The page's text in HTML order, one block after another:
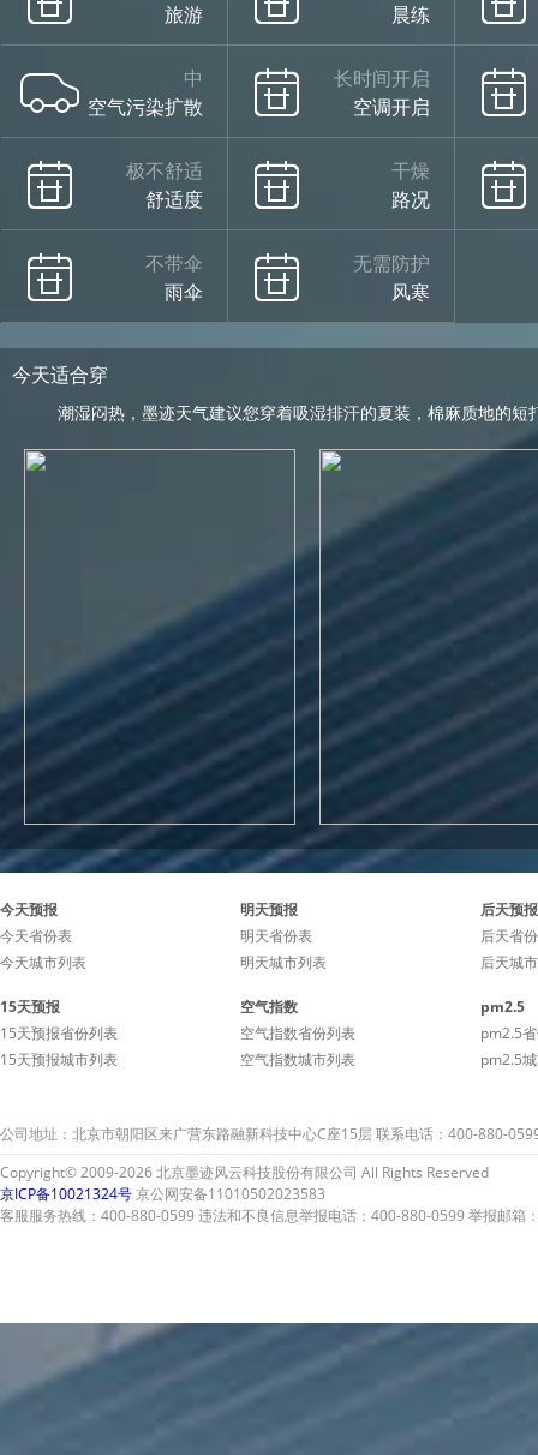
旅游
晨练
中
空气污染扩散
长时间开启
空调开启
极不舒适
舒适度
干燥
路况
不带伞
雨伞
无需防护
风寒
今天适合穿
潮湿闷热，墨迹天气建议您穿着吸湿排汗的夏装，棉麻质地的短
今天预报
今天省份表
今天城市列表
明天预报
明天省份表
明天城市列表
后天预报
后天省
后天城
15天预报
15天预报省份列表
15天预报城市列表
空气指数
空气指数省份列表
空气指数城市列表
pm2.5
pm2.5
pm2.5
公司地址：北京市朝阳区来广营东路融新科技中心C座15层 联系电话：400-880-
Copyright© 2009-2026 北京墨迹风云科技股份有限公司 All Rights Reserved
京ICP备10021324号京公网安备11010502023583
客服服务热线：400-880-0599 违法和不良信息举报电话：400-880-0599 举报邮箱